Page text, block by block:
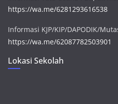
https://wa.me/6281293616538
Informasi KJP/KIP/DAPODIK/
https://wa.me/62087782503901
Lokasi Sekolah